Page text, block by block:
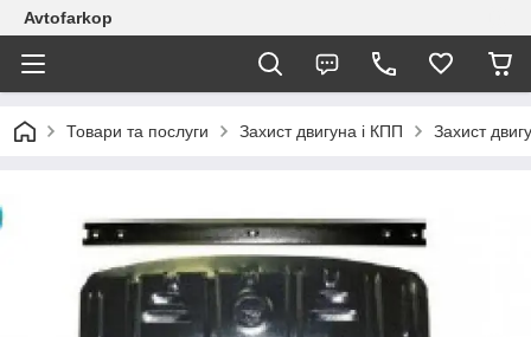
Avtofarkop
Товари та послуги Захист двигуна і КПП Захист